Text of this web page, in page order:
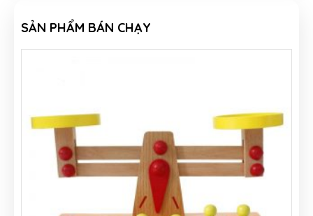
SẢN PHẨM BÁN CHẠY